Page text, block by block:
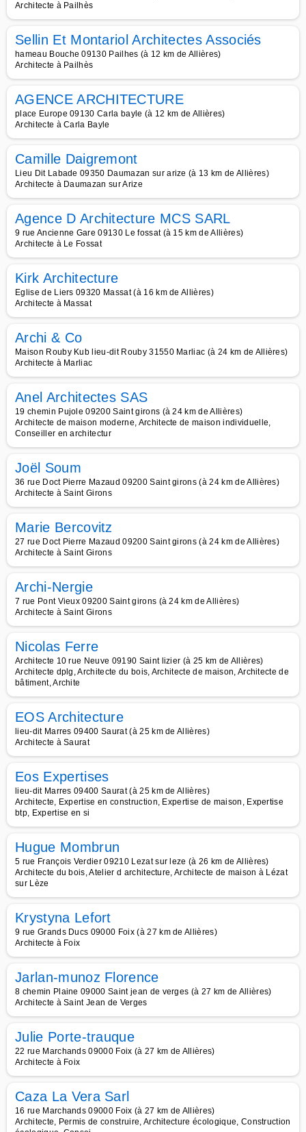
Architecte à Pailhès
Sellin Et Montariol Architectes Associés
hameau Bouche 09130 Pailhes (à 12 km de Allières)
Architecte à Pailhès
AGENCE ARCHITECTURE
place Europe 09130 Carla bayle (à 12 km de Allières)
Architecte à Carla Bayle
Camille Daigremont
Lieu Dit Labade 09350 Daumazan sur arize (à 13 km de Allières)
Architecte à Daumazan sur Arize
Agence D Architecture MCS SARL
9 rue Ancienne Gare 09130 Le fossat (à 15 km de Allières)
Architecte à Le Fossat
Kirk Architecture
Eglise de Liers 09320 Massat (à 16 km de Allières)
Architecte à Massat
Archi & Co
Maison Rouby Kub lieu-dit Rouby 31550 Marliac (à 24 km de Allières)
Architecte à Marliac
Anel Architectes SAS
19 chemin Pujole 09200 Saint girons (à 24 km de Allières)
Architecte de maison moderne, Architecte de maison individuelle,
Conseiller en architectur
Joël Soum
36 rue Doct Pierre Mazaud 09200 Saint girons (à 24 km de Allières)
Architecte à Saint Girons
Marie Bercovitz
27 rue Doct Pierre Mazaud 09200 Saint girons (à 24 km de Allières)
Architecte à Saint Girons
Archi-Nergie
7 rue Pont Vieux 09200 Saint girons (à 24 km de Allières)
Architecte à Saint Girons
Nicolas Ferre
Architecte 10 rue Neuve 09190 Saint lizier (à 25 km de Allières)
Architecte dplg, Architecte du bois, Architecte de maison, Architecte de
bâtiment, Archite
EOS Architecture
lieu-dit Marres 09400 Saurat (à 25 km de Allières)
Architecte à Saurat
Eos Expertises
lieu-dit Marres 09400 Saurat (à 25 km de Allières)
Architecte, Expertise en construction, Expertise de maison, Expertise
btp, Expertise en si
Hugue Mombrun
5 rue François Verdier 09210 Lezat sur leze (à 26 km de Allières)
Architecte du bois, Atelier d architecture, Architecte de maison à Lézat
sur Lèze
Krystyna Lefort
9 rue Grands Ducs 09000 Foix (à 27 km de Allières)
Architecte à Foix
Jarlan-munoz Florence
8 chemin Plaine 09000 Saint jean de verges (à 27 km de Allières)
Architecte à Saint Jean de Verges
Julie Porte-trauque
22 rue Marchands 09000 Foix (à 27 km de Allières)
Architecte à Foix
Caza La Vera Sarl
16 rue Marchands 09000 Foix (à 27 km de Allières)
Architecte, Permis de construire, Architecture écologique, Construction